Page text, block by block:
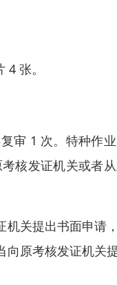
张。
审 1 次。特种作
核发证机关或者
关提出书面申请
原考核发证机关